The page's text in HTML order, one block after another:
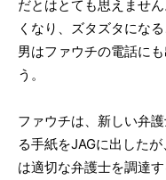
だとはとても思えませ
くなり、ズタズタにな
男はファウチの電話に
う。
ファウチは、新しい弁
る手紙をJAGに出した
は適切な弁護士を調達